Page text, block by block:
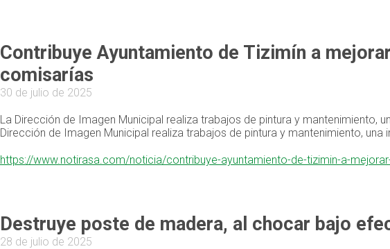
Contribuye Ayuntamiento de Tizimín a
comisarías
30 de julio de 2025
La Dirección de Imagen Municipal realiza trabajos de pintura y mantenimiento,
Dirección de Imagen Municipal realiza trabajos de pintura y mantenimiento, una
https://www.notirasa.com/noticia/contribuye-ayuntamiento-de-tizimin-a-
Destruye poste de madera, al chocar bajo
28 de julio de 2025